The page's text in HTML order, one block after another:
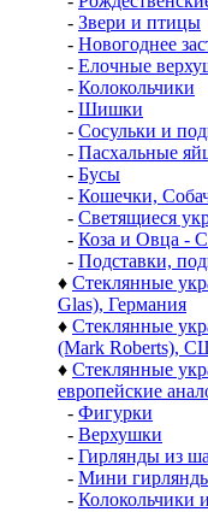
- Звери и птицы
- Новогоднее
- Елочные
- Колокольчики
- Шишки
- Сосульки и
- Пасхальные
- Бусы
- Кошечки,
- Светящиеся
- Коза и Овца -
- Подставки,
♦ Стеклянные
Glas), Германия
♦ Стеклянные
(Mark Roberts),
♦ Стеклянные
европейские
- Фигурки
- Верхушки
- Гирлянды из
- Мини
- Колокольчики